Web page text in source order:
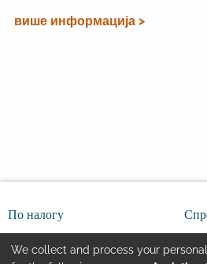
више информација >
По налогу
We collect and process your